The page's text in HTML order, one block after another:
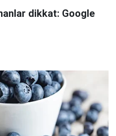
dikkat: Google